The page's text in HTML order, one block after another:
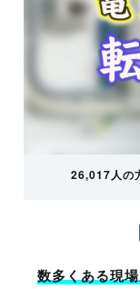
26,017人の
数多くある現